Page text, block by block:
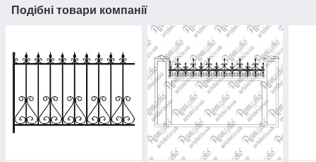
Подібні товари компанії